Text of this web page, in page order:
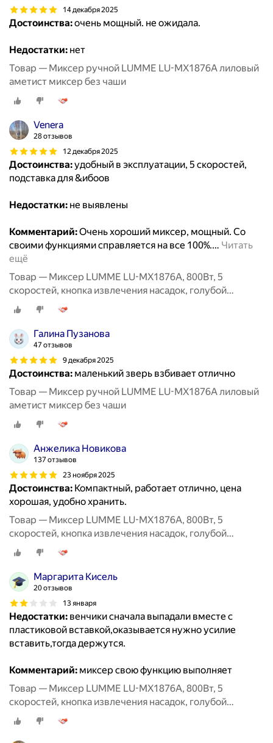
14 декабря 2025
Достоинства:очень мощный. не ожидала.
Недостатки: нет
Товар — Миксер ручной LUMME LU-MX1876A лиловый
аметист миксер без чаши
Venera
28 отзывов
12 декабря 2025
Достоинства:удобный в эксплуатации, 5 скоростей,
подставка для &ибоов
Недостатки: не выявлены
Комментарий:Очень хороший миксер, мощный. Со
своими функциями справляется на все 100%.… Читать
ещё
Товар — Миксер LUMME LU-MX1876A, 800Вт, 5
скоростей, кнопка извлечения насадок, голубой
аквамарин
Галина Пузанова
47 отзывов
9 декабря 2025
Достоинства: маленький зверь взбивает отлично
Товар — Миксер ручной LUMME LU-MX1876A лиловый
аметист миксер без чаши
Анжелика Новикова
137 отзывов
23 ноября 2025
Достоинства: Компактный, работает отлично, цена
хорошая, удобно хранить.
Товар — Миксер LUMME LU-MX1876A, 800Вт, 5
скоростей, кнопка извлечения насадок, голубой
аквамарин
Маргарита Кисель
20 отзывов
13 января
Недостатки: венчики сначала выпадали вместе с
пластиковой вставкой,оказывается нужно усилие
вставить,тогда держутся.
Комментарий: миксер свою функцию выполняет
Товар — Миксер LUMME LU-MX1876A, 800Вт, 5
скоростей, кнопка извлечения насадок, голубой
аквамарин